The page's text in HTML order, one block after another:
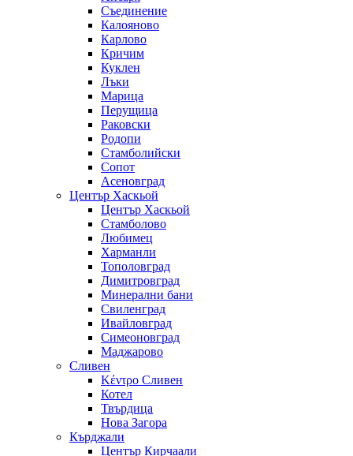
Съединение
Калояново
Карлово
Кричим
Куклен
Лъки
Марица
Перущица
Раковски
Родопи
Стамболийски
Сопот
Асеновград
Център Хаскьой
Център Хаскьой
Стамболово
Любимец
Харманли
Тополовград
Димитровград
Минерални бани
Свиленград
Ивайловград
Симеоновград
Маджарово
Сливен
Κέντρο Сливен
Котел
Твърдица
Нова Загора
Кърджали
Център Кирчаали